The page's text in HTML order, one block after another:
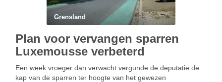
Grensland
Plan voor vervangen sparren
Luxemousse verbeterd
Een week vroeger dan verwacht vergunde de deputatie de
kap van de sparren ter hoogte van het gewezen